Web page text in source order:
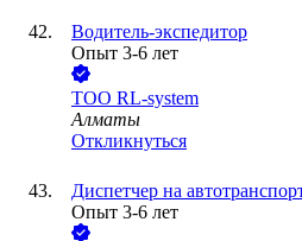
Водитель-экспедитор
Опыт 3-6 лет
ТОО RL-system
Алматы
Откликнуться
Диспетчер на
Опыт 3-6 лет